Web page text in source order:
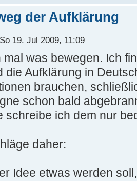
der Aufklärung
19. Jul 2009, 11:09
mal was bewegen. Ich
die Aufklärung in
brauchen,
schon bald
schreibe ich dem nur
daher:
Idee etwas werden